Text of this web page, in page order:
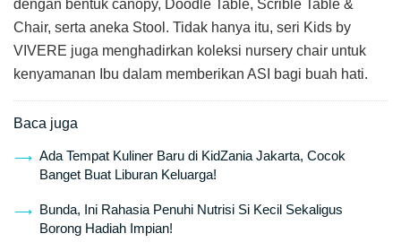
dengan bentuk canopy, Doodle Table, Scrible Table &
Chair, serta aneka Stool. Tidak hanya itu, seri Kids by
VIVERE juga menghadirkan koleksi nursery chair untuk
kenyamanan Ibu dalam memberikan ASI bagi buah hati.
Baca juga
Ada Tempat Kuliner Baru di KidZania Jakarta, Cocok
Banget Buat Liburan Keluarga!
Bunda, Ini Rahasia Penuhi Nutrisi Si Kecil Sekaligus
Borong Hadiah Impian!